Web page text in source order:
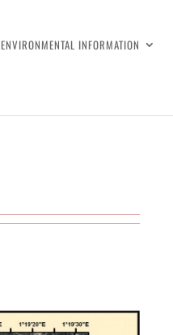
ENVIRONMENTAL INFORMATION